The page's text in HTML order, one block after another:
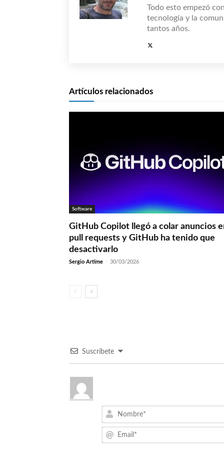
Todo esto empezó
tecnología y la
tantos años.
Artículos relacionados
Software
GitHub Copilot llegó a colar anuncios
pull requests y GitHub ha tenido que
desactivarlo
Sergio Artime - 30/03/2026
Suscríbete